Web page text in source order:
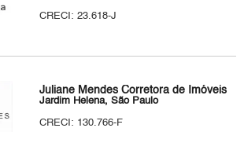
CRECI: 23.618-J
Juliane Mendes Corretora de Imóveis
Jardim Helena, São Paulo
CRECI: 130.766-F